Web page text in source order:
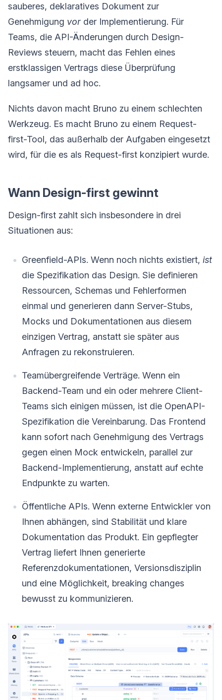
sauberes, deklaratives Dokument zur
Genehmigung vor der Implementierung. Für
Teams, die API-Änderungen durch Design-
Reviews steuern, macht das Fehlen eines
erstklassigen Vertrags diese Überprüfung
langsamer und ad hoc.
Nichts davon macht Bruno zu einem schlechten
Werkzeug. Es macht Bruno zu einem Request-
first-Tool, das außerhalb der Aufgaben eingesetzt
wird, für die es als Request-first konzipiert wurde.
Wann Design-first gewinnt
Design-first zahlt sich insbesondere in drei
Situationen aus:
Greenfield-APIs. Wenn noch nichts existiert, ist
die Spezifikation das Design. Sie definieren
Ressourcen, Schemas und Fehlerformen
einmal und generieren dann Server-Stubs,
Mocks und Dokumentationen aus diesem
einzigen Vertrag, anstatt sie später aus
Anfragen zu rekonstruieren.
Teamübergreifende Verträge. Wenn ein
Backend-Team und ein oder mehrere Client-
Teams sich einigen müssen, ist die OpenAPI-
Spezifikation die Vereinbarung. Das Frontend
kann sofort nach Genehmigung des Vertrags
gegen einen Mock entwickeln, parallel zur
Backend-Implementierung, anstatt auf echte
Endpunkte zu warten.
Öffentliche APIs. Wenn externe Entwickler von
Ihnen abhängen, sind Stabilität und klare
Dokumentation das Produkt. Ein gepflegter
Vertrag liefert Ihnen generierte
Referenzdokumentationen, Versionsdisziplin
und eine Möglichkeit, breaking changes
bewusst zu kommunizieren.